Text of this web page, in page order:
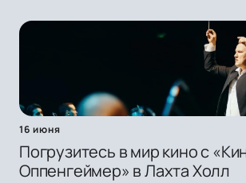
16 июня
Погрузитесь в мир кино с
Оппенгеймер» в Лахта Холл